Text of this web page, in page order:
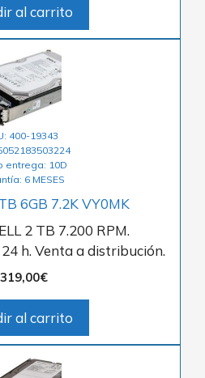
al carrito
400-19343
entrega: 10D
6 MESES
6GB 7.2K VY0MK
2 TB 7.200 RPM.
h. Venta a distribución.
319,00€
al carrito